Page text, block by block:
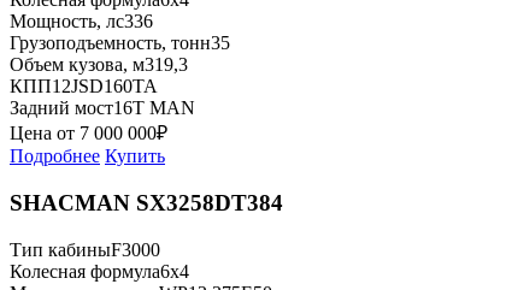
Мощность, лс336
Грузоподъемность, тонн35
Объем кузова, м319,3
КПП12JSD160TA
Задний мост16T MAN
Цена от 7 000 000₽
Подробнее Купить
SHACMAN SX3258DT384
Тип кабиныF3000
Колесная формула6x4